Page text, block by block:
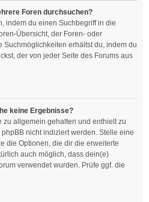
Foren durchsuchen?
indem du einen Suchbegriff in die
Übersicht, der Foren- oder
Suchmöglichkeiten erhältst du, indem du
der von jeder Seite des Forums aus
keine Ergebnisse?
allgemein gehalten und enthielt zu
nicht indiziert werden. Stelle eine
die Optionen, die dir die erweiterte
auch möglich, dass dein(e)
verwendet wurden. Prüfe ggf. die